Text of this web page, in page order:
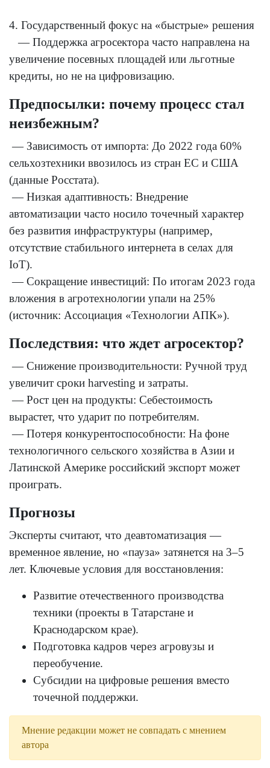
4. Государственный фокус на «быстрые» решения
— Поддержка агросектора часто направлена на
увеличение посевных площадей или льготные
кредиты, но не на цифровизацию.
Предпосылки: почему процесс стал
неизбежным?
— Зависимость от импорта: До 2022 года 60%
сельхозтехники ввозилось из стран ЕС и США
(данные Росстата).
— Низкая адаптивность: Внедрение
автоматизации часто носило точечный характер
без развития инфраструктуры (например,
отсутствие стабильного интернета в селах для
IoT).
— Сокращение инвестиций: По итогам 2023 года
вложения в агротехнологии упали на 25%
(источник: Ассоциация «Технологии АПК»).
Последствия: что ждет агросектор?
— Снижение производительности: Ручной труд
увеличит сроки harvesting и затраты.
— Рост цен на продукты: Себестоимость
вырастет, что ударит по потребителям.
— Потеря конкурентоспособности: На фоне
технологичного сельского хозяйства в Азии и
Латинской Америке российский экспорт может
проиграть.
Прогнозы
Эксперты считают, что деавтоматизация —
временное явление, но «пауза» затянется на 3–5
лет. Ключевые условия для восстановления:
Развитие отечественного производства
техники (проекты в Татарстане и
Краснодарском крае).
Подготовка кадров через агровузы и
переобучение.
Субсидии на цифровые решения вместо
точечной поддержки.
Мнение редакции может не совпадать с мнением
автора